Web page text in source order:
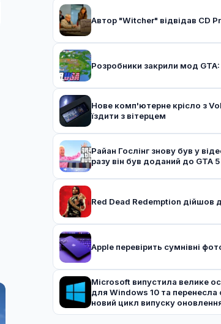
Автор "Witcher" відвідав CD
Розробники закрили мод GTA:
Нове комп'ютерне крісло з
їздити з вітерцем
Райан Гослінг знову був у
разу він був доданий до GTA 5
Red Dead Redemption дійшов
Apple перевірить сумнівні
Microsoft випустила велике
для Windows 10 та перенесла
новий цикл випуску